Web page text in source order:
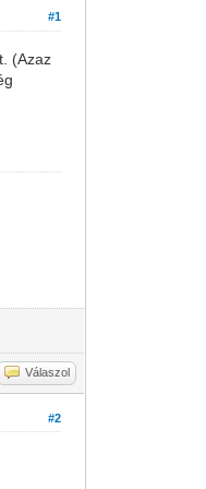
#1
(Azaz
Válaszol
#2